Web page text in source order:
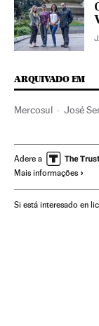
ARQUIVADO EM
Mercosul José
Delcy Rodríguez
América Latina
Adere a
Mais informações
Si está interesado en